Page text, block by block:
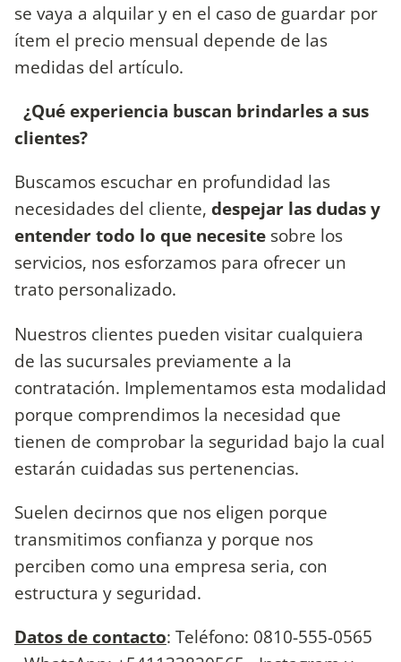
se vaya a alquilar y en el caso de guardar por
ítem el precio mensual depende de las
medidas del artículo.
¿Qué experiencia buscan brindarles a sus
clientes?
Buscamos escuchar en profundidad las
necesidades del cliente, despejar las dudas y
entender todo lo que necesite sobre los
servicios, nos esforzamos para ofrecer un
trato personalizado.
Nuestros clientes pueden visitar cualquiera
de las sucursales previamente a la
contratación. Implementamos esta modalidad
porque comprendimos la necesidad que
tienen de comprobar la seguridad bajo la cual
estarán cuidadas sus pertenencias.
Suelen decirnos que nos eligen porque
transmitimos confianza y porque nos
perciben como una empresa seria, con
estructura y seguridad.
Datos de contacto: Teléfono: 0810-555-0565